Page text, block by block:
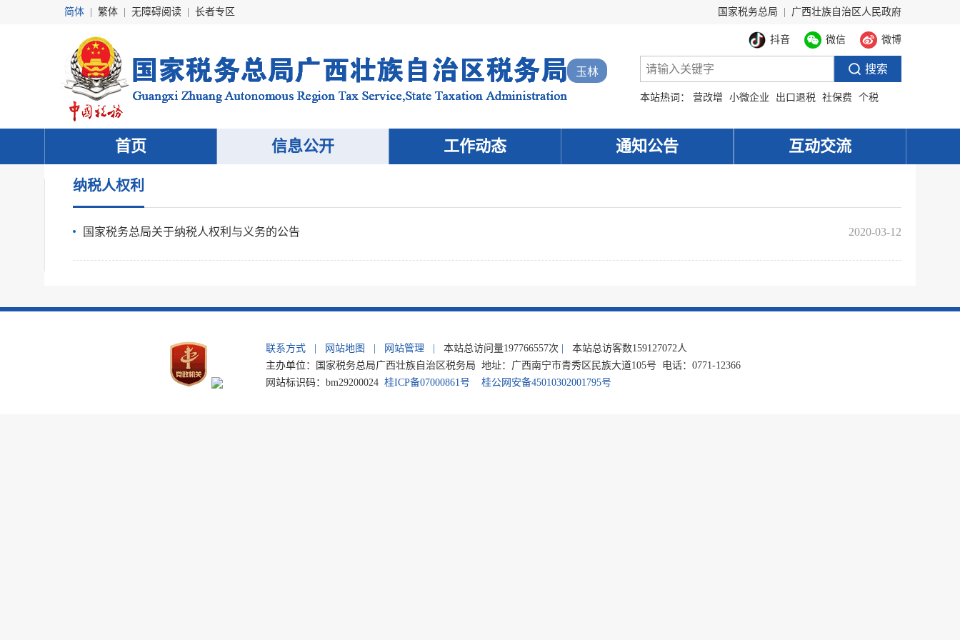
简体 繁体 无障碍阅读 长者专区 国家税务总局 广西壮族自治区人民政府
玉林
抖音 微信 微博
本站热词： 营改增 小微企业 出口退税 社保费 个税
首页 信息公开 工作动态 通知公告 互动交流
纳税人权利
2020-03-12
国家税务总局关于纳税人权利与义务的公告
联系方式 网站地图 网站管理 本站总访问量197766557次 本站总访客数159127072人
主办单位：国家税务总局广西壮族自治区税务局 地址：广西南宁市青秀区民族大道105号 电话：0771-12366
网站标识码：bm29200024 桂ICP备07000861号 桂公网安备45010302001795号